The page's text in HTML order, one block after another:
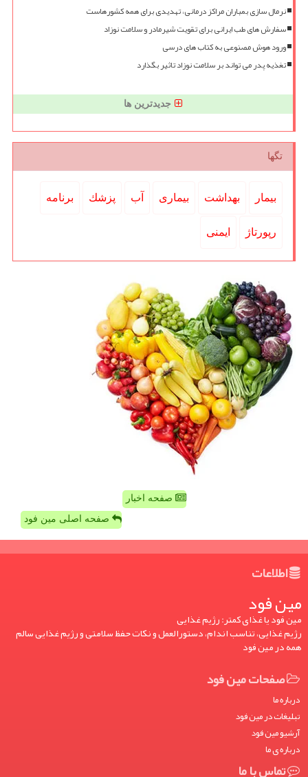
نرمال سازی بمباران مراکز درمانی، تهدیدی برای همه کشورهاست
سفارش های طب ایرانی برای تقویت شیرمادر و سلامت نوزاد
ورود هوش مصنوعی به کتاب های درسی
تغذیه پدر می تواند بر سلامت نوزاد تاثیر بگذارد
جدیدترین ها
تگها
بیمار بهداشت بیماری آب پزشك برنامه
رپورتاژ ایمنی
صفحه اخبار
صفحه اصلی مین فود
اطلاعات
مین فود
مین فود یا غذای کمتر: رژیم غذایی
رژیم غذایی، تناسب اندام، دستورالعمل و نکات حفظ سلامتی و رژیم غذایی سالم
همه در مین فود
صفحات مین فود
درباره ما
تبلیغات در مین فود
آرشیو مین فود
درباره ی ما
تماس با ما